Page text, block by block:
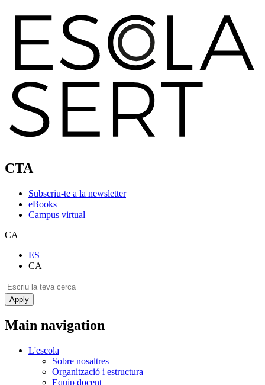
CTA
Subscriu-te a la newsletter
eBooks
Campus virtual
CA
ES
CA
Main navigation
L'escola
Sobre nosaltres
Organització i estructura
Equip docent